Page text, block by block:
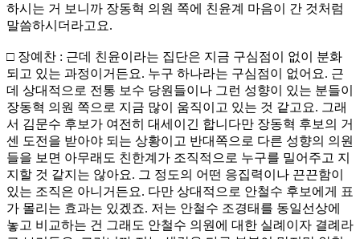
하시는 거 보니까 장동혁 의원 쪽에 친윤계 마음이 간 것처럼
말씀하시더라고요.
□ 장예찬 : 근데 친윤이라는 집단은 지금 구심점이 없이 분화
되고 있는 과정이거든요. 누구 하나라는 구심점이 없어요. 근
데 상대적으로 전통 보수 당원들이나 그런 성향이 있는 분들이
장동혁 의원 쪽으로 지금 많이 움직이고 있는 것 같고요. 그래
서 김문수 후보가 여전히 대세이긴 합니다만 장동혁 후보의 거
센 도전을 받아야 되는 상황이고 반대쪽으로 다른 성향의 의원
들을 보면 아무래도 친한계가 조직적으로 누구를 밀어주고 지
지할 것 같지는 않아요. 그 정도의 어떤 응집력이나 끈끈함이
있는 조직은 아니거든요. 다만 상대적으로 안철수 후보에게 표
가 몰리는 효과는 있겠죠. 저는 안철수 조경태를 동일선상에
놓고 비교하는 건 그래도 안철수 의원에 대한 실례이자 결례라